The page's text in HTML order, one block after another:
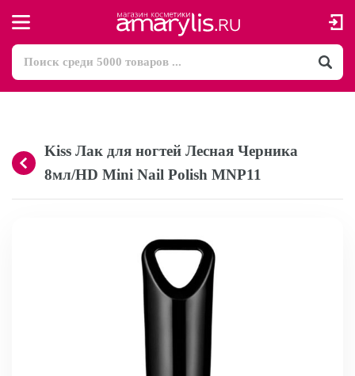
Kiss Лак для ногтей Лесная Черника
8мл/HD Mini Nail Polish MNP11